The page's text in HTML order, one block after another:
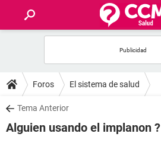
FOROS
SALUD
FAMILIA
Foros El sistema de salud
Tema Anterior
Alguien usando el implanon ?